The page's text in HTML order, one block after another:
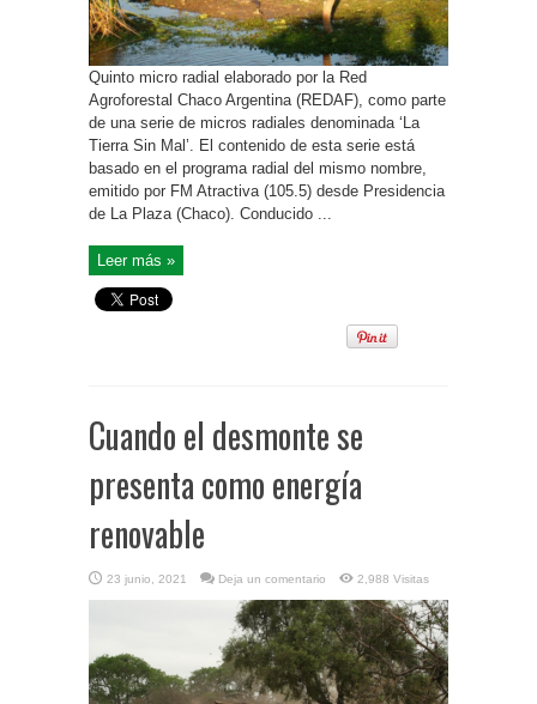
Quinto micro radial elaborado por la Red
Agroforestal Chaco Argentina (REDAF), como parte
de una serie de micros radiales denominada ‘La
Tierra Sin Mal’. El contenido de esta serie está
basado en el programa radial del mismo nombre,
emitido por FM Atractiva (105.5) desde Presidencia
de La Plaza (Chaco). Conducido ...
Leer más »
Cuando el desmonte se
presenta como energía
renovable
23 junio, 2021 Deja un comentario 2,988 Visitas